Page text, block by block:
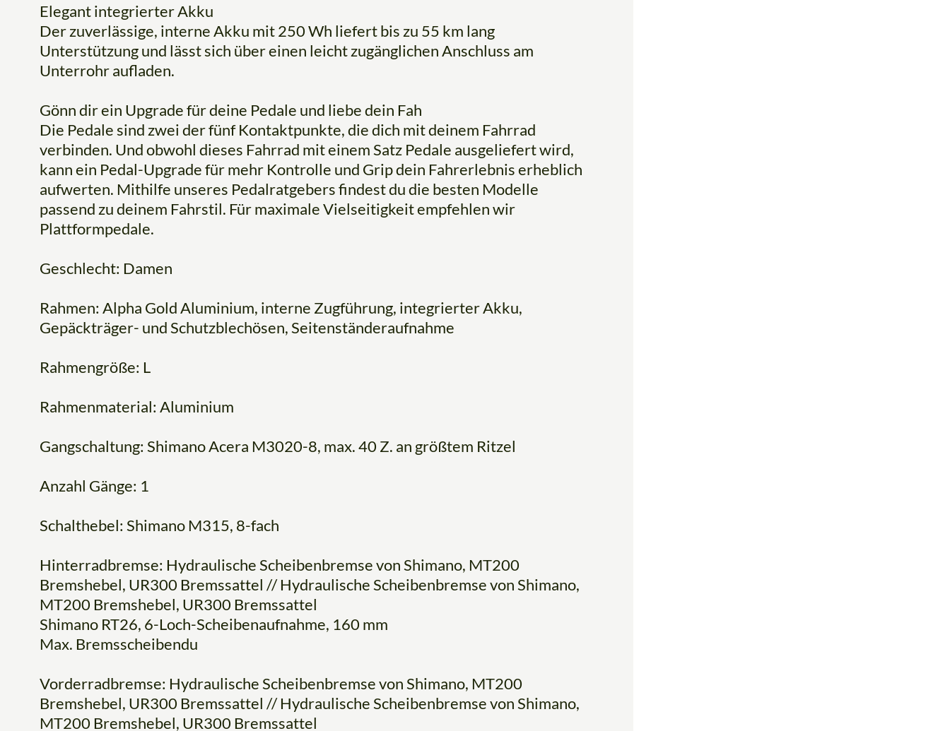
Elegant integrierter Akku
Der zuverlässige, interne Akku mit 250 Wh liefert bis zu 55 km lang
Unterstützung und lässt sich über einen leicht zugänglichen Anschluss am
Unterrohr aufladen.
Gönn dir ein Upgrade für deine Pedale und liebe dein Fah
Die Pedale sind zwei der fünf Kontaktpunkte, die dich mit deinem Fahrrad
verbinden. Und obwohl dieses Fahrrad mit einem Satz Pedale ausgeliefert wird,
kann ein Pedal-Upgrade für mehr Kontrolle und Grip dein Fahrerlebnis erheblich
aufwerten. Mithilfe unseres Pedalratgebers findest du die besten Modelle
passend zu deinem Fahrstil. Für maximale Vielseitigkeit empfehlen wir
Plattformpedale.
Geschlecht: Damen
Rahmen: Alpha Gold Aluminium, interne Zugführung, integrierter Akku,
Gepäckträger- und Schutzblechösen, Seitenständeraufnahme
Rahmengröße: L
Rahmenmaterial: Aluminium
Gangschaltung: Shimano Acera M3020-8, max. 40 Z. an größtem Ritzel
Anzahl Gänge: 1
Schalthebel: Shimano M315, 8-fach
Hinterradbremse: Hydraulische Scheibenbremse von Shimano, MT200
Bremshebel, UR300 Bremssattel // Hydraulische Scheibenbremse von Shimano,
MT200 Bremshebel, UR300 Bremssattel
Shimano RT26, 6-Loch-Scheibenaufnahme, 160 mm
Max. Bremsscheibendu
Vorderradbremse: Hydraulische Scheibenbremse von Shimano, MT200
Bremshebel, UR300 Bremssattel // Hydraulische Scheibenbremse von Shimano,
MT200 Bremshebel, UR300 Bremssattel